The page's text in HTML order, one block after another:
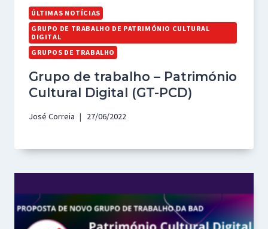
ÚLTIMAS NOTÍCIAS
GRUPO DE TRABALHO DE PATRIMÓNIO CULTURAL
DIGITAL
GRUPOS DE TRABALHO
Grupo de trabalho – Património
Cultural Digital (GT-PCD)
José Correia 27/06/2022